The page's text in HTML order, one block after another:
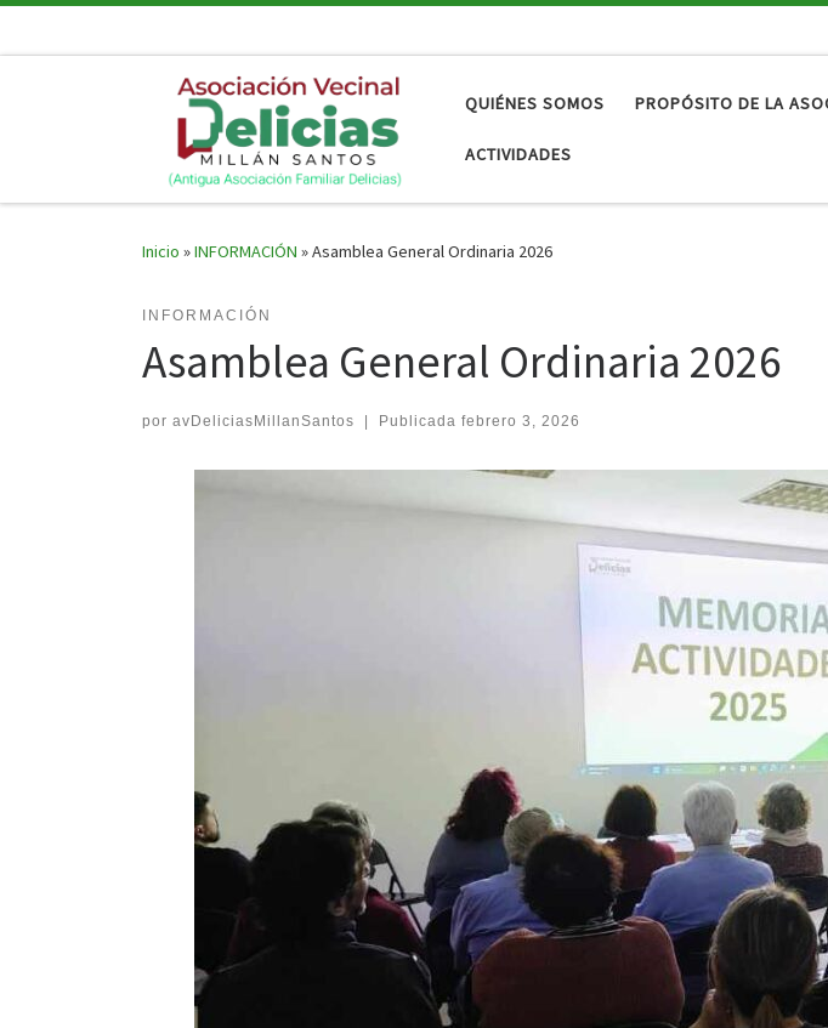
QUIÉNES SOMOS PROPÓSITO DE LA
ACTIVIDADES
Inicio »INFORMACIÓN »Asamblea General Ordinaria 2026
INFORMACIÓN
Asamblea General Ordinaria 2026
por avDeliciasMillanSantos | Publicada febrero 3, 2026